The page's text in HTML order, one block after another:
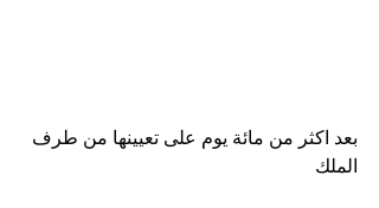
بعد اكثر من مائة يوم على تعيينها من طرف
الملك